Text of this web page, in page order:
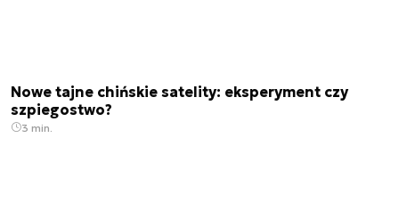
Nowe tajne chińskie satelity: eksperyment czy
szpiegostwo?
3 min.